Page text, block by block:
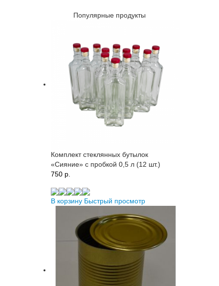
Популярные продукты
Комплект стеклянных бутылок
«Сияние» с пробкой 0,5 л (12 шт.)
750 p.
В корзину Быстрый просмотр